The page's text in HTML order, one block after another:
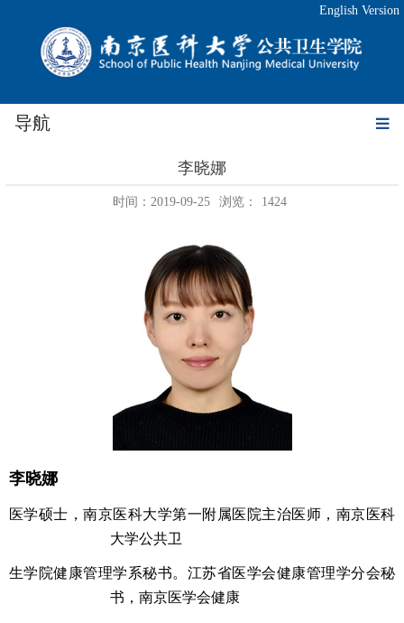
English Version
导航
李晓娜
时间：2019-09-25 浏览： 1424
李晓娜
医学硕士，南京医科大学第一附属医院主治医师，南京医科
大学公共卫
生学院健康管理学系秘书。江苏省医学会健康管理学分会秘
书，南京医学会健康